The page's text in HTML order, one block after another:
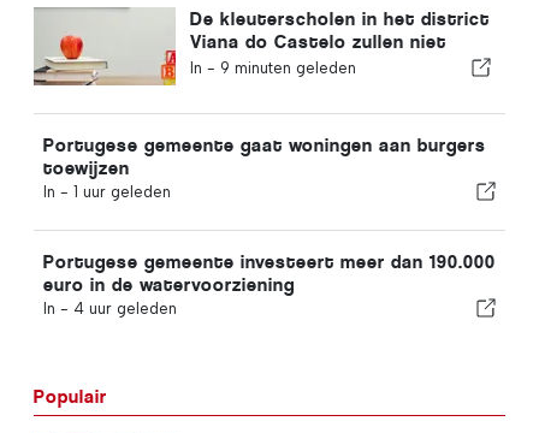
De kleuterscholen in het district
Viana do Castelo zullen niet
sluiten
In - 9 minuten geleden
Portugese gemeente gaat woningen aan burgers
toewijzen
In - 1 uur geleden
Portugese gemeente investeert meer dan 190.000
euro in de watervoorziening
In - 4 uur geleden
Populair